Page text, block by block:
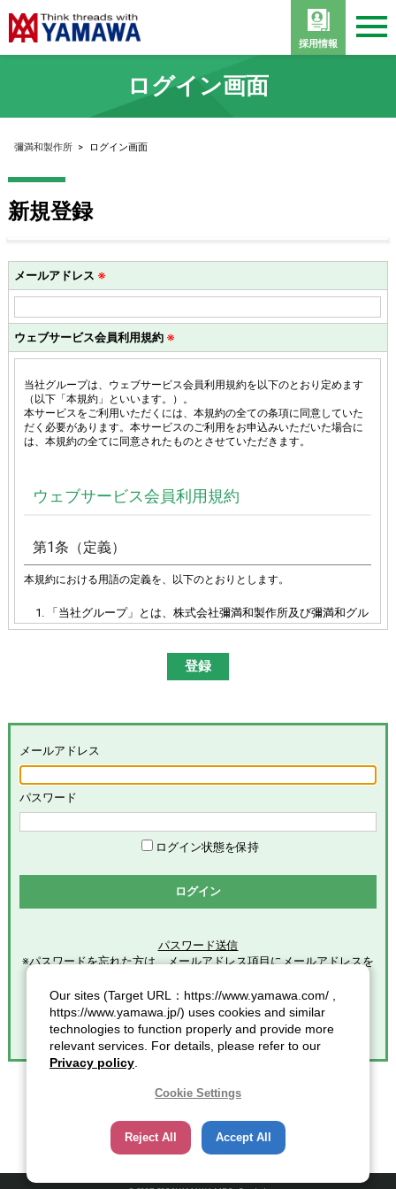
採用情報
ログイン画面
彌満和製作所 > ログイン画面
新規登録
メールアドレス ※
ウェブサービス会員利用規約 ※
当社グループは、ウェブサービス会員利用規約を以下のとおり定めます
（以下「本規約」といいます。）。
本サービスをご利用いただくには、本規約の全ての条項に同意していた
だく必要があります。本サービスのご利用をお申込みいただいた場合に
は、本規約の全てに同意されたものとさせていただきます。
ウェブサービス会員利用規約
第1条（定義）
本規約における用語の定義を、以下のとおりとします。
「当社グループ」とは、株式会社彌満和製作所及び彌満和グル
ープ各社（株式会社やまわエンジニアリングサービス、株式会
和亜洲股份有限公司及びYAMAWA EUROPE S.p.A.）の総体又は
ト）」を意味します。
「本サービス」とは、本サイトにおける会員限定コンテンツの
提供、当社グループによる、会員に対するメールの配信その他
めます。
「会員」とは、本サービスの利用希望者で、本規約に同意のう
え当社グループが定める手続きに従い、会員登録を完了した方
ープに提供した全ての情報を意味します。
「個人情報」とは、個人情報保護の保護に関する法律第２条第
第2条（総則）
本規約の適用範囲
本規約は、本サービスの利用に関する一切の事項に適用されま
す。
本規約の改定
当社グループは、会員に対する事前連絡又は会員による事前承
諾なしに、本規約を変更・追加・削除できるものとし、会員
ものとみなします。また、この場合、会員に対する通知には次
項に定める方法その他当社グループが適当と判断した方法をと
り、当社グループが定める各諸規定等の変更についても、同様
メールアドレス
パスワード
ログイン状態を保持
ログイン
パスワード送信
※パスワードを忘れた方は、メールアドレス項目にメールアドレスを
クリックしてください。
Our sites (Target URL：https://www.yamawa.com/ ,
https://www.yamawa.jp/) uses cookies and similar
technologies to function properly and provide more
relevant services. For details, please refer to our
Privacy policy
Cookie Settings
Reject All Accept All